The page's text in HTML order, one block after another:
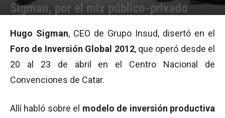
Sigman, por el mix público-privado
Hugo Sigman, CEO de Grupo Insud, disertó en el
Foro de Inversión Global 2012, que operó desde el
20 al 23 de abril en el Centro Nacional de
Convenciones de Catar.
Allí habló sobre el modelo de inversión productiva